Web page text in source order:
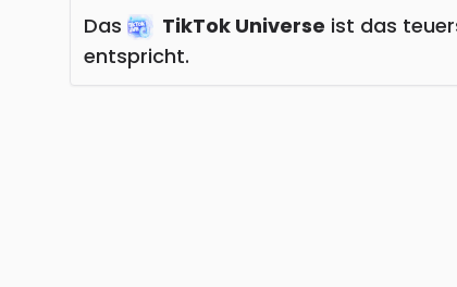
Das TikTok Universe ist das
entspricht.